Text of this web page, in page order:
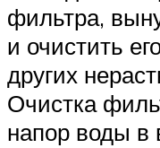
фильтра,
и очистить
других
Очистка
напор воды в